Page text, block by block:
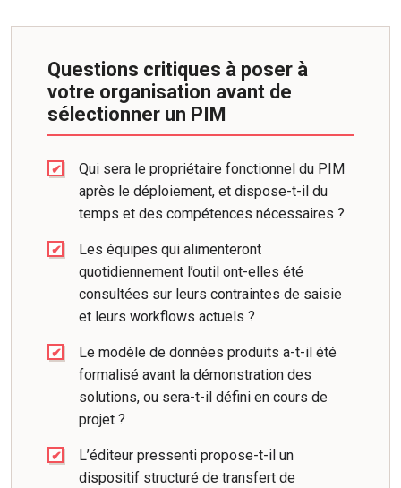
Questions critiques à poser à
votre organisation avant de
sélectionner un PIM
Qui sera le propriétaire fonctionnel du PIM
après le déploiement, et dispose-t-il du
temps et des compétences nécessaires ?
Les équipes qui alimenteront
quotidiennement l’outil ont-elles été
consultées sur leurs contraintes de saisie
et leurs workflows actuels ?
Le modèle de données produits a-t-il été
formalisé avant la démonstration des
solutions, ou sera-t-il défini en cours de
projet ?
L’éditeur pressenti propose-t-il un
dispositif structuré de transfert de